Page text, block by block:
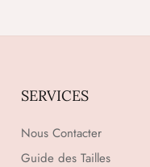
SERVICES
Nous Contacter
Guide des Tailles